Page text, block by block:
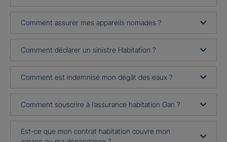
Comment assurer mes appareils nomades ?
Comment déclarer un sinistre Habitation ?
Comment est indemnisé mon dégât des eaux ?
Comment souscrire à l’assurance habitation Gan ?
Est-ce que mon contrat habitation couvre mon